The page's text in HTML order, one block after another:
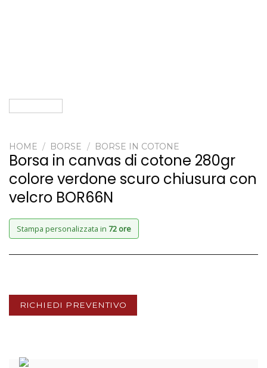
HOME / BORSE / BORSE IN COTONE
Borsa in canvas di cotone 280gr
colore verdone scuro chiusura con
velcro BOR66N
Stampa personalizzata in 72 ore
RICHIEDI PREVENTIVO